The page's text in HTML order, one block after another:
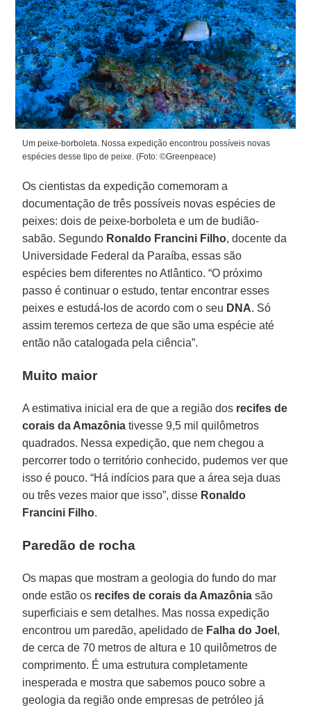
Um peixe-borboleta. Nossa expedição encontrou possíveis novas
espécies desse tipo de peixe. (Foto: ©Greenpeace)
Os cientistas da expedição comemoram a
documentação de três possíveis novas espécies de
peixes: dois de peixe-borboleta e um de budião-
sabão. Segundo Ronaldo Francini Filho, docente da
Universidade Federal da Paraíba, essas são
espécies bem diferentes no Atlântico. “O próximo
passo é continuar o estudo, tentar encontrar esses
peixes e estudá-los de acordo com o seu DNA. Só
assim teremos certeza de que são uma espécie até
então não catalogada pela ciência”.
Muito maior
A estimativa inicial era de que a região dos recifes de
corais da Amazônia tivesse 9,5 mil quilômetros
quadrados. Nessa expedição, que nem chegou a
percorrer todo o território conhecido, pudemos ver que
isso é pouco. “Há indícios para que a área seja duas
ou três vezes maior que isso”, disse Ronaldo
Francini Filho.
Paredão de rocha
Os mapas que mostram a geologia do fundo do mar
onde estão os recifes de corais da Amazônia são
superficiais e sem detalhes. Mas nossa expedição
encontrou um paredão, apelidado de Falha do Joel ,
de cerca de 70 metros de altura e 10 quilômetros de
comprimento. É uma estrutura completamente
inesperada e mostra que sabemos pouco sobre a
geologia da região onde empresas de petróleo já